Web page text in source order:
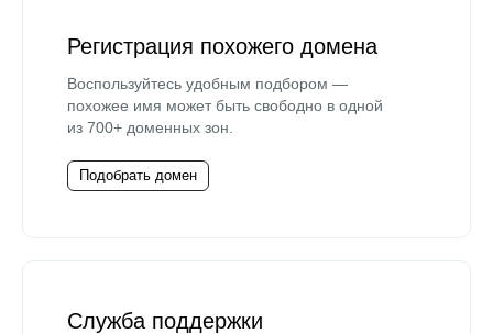
Регистрация похожего домена
Воспользуйтесь удобным подбором —
похожее имя может быть свободно в одной
из 700+ доменных зон.
Подобрать домен
Служба поддержки